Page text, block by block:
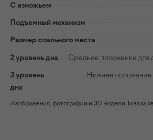
С изножьем
Подъемный механизм
Размер спального места
2 уровень дна Среднее положение для
3 уровень
дна
Нижнее положение
Изображения, фотографии и 3D модели Товара